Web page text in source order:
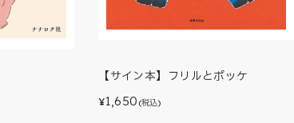
【サイン本】フリルとポッケ
¥1,650 (税込)